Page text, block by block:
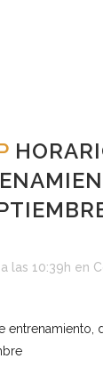
las 10:39h en
entrenamiento,